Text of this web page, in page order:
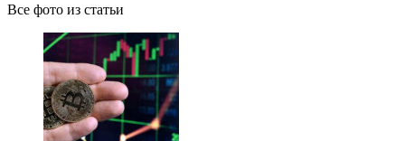
Все фото из статьи